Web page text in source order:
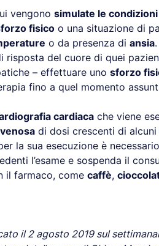
vengono simulate le condizioni
fisico o una situazione di
o da presenza di ansia
risposta del cuore di quei
– effettuare uno sforzo
fino a quel momento
cardiaca che viene
di dosi crescenti di alcuni
la sua esecuzione è
l’esame e sospenda il
il farmaco, come caffè,
il 2 agosto 2019 sul